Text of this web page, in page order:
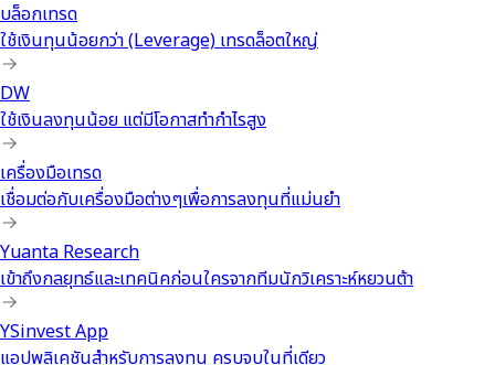
บล็อกเทรด
ใช้เงินทุนน้อยกว่า (Leverage) เทรดล็อตใหญ่
DW
ใช้เงินลงทุนน้อย แต่มีโอกาสทำกำไรสูง
เครื่องมือเทรด
เชื่อมต่อกับเครื่องมือต่างๆเพื่อการลงทุนที่แม่นยำ
Yuanta Research
เข้าถึงกลยุทธ์และเทคนิคก่อนใครจากทีมนักวิเคราะห์หยวนต้า
YSinvest App
แอปพลิเคชันสำหรับการลงทุน ครบจบในที่เดียว